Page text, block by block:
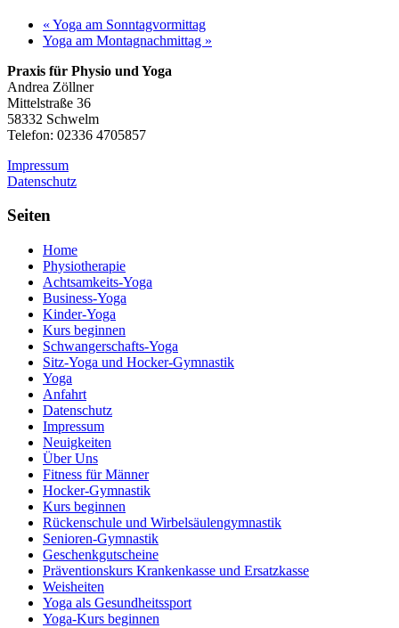
« Yoga am Sonntagvormittag
Yoga am Montagnachmittag »
Praxis für Physio und Yoga
Andrea Zöllner
Mittelstraße 36
58332 Schwelm
Telefon: 02336 4705857
Impressum
Datenschutz
Seiten
Home
Physiotherapie
Achtsamkeits-Yoga
Business-Yoga
Kinder-Yoga
Kurs beginnen
Schwanger­schafts-Yoga
Sitz-Yoga und Hocker-Gymnastik
Yoga
Anfahrt
Datenschutz
Impressum
Neuigkeiten
Über Uns
Fitness für Männer
Hocker-Gymnastik
Kurs beginnen
Rückenschule und Wirbelsäulen­gymnastik
Senioren-Gymnastik
Geschenkgutscheine
Präventionskurs Krankenkasse und Ersatzkasse
Weisheiten
Yoga als Gesundheitssport
Yoga-Kurs beginnen